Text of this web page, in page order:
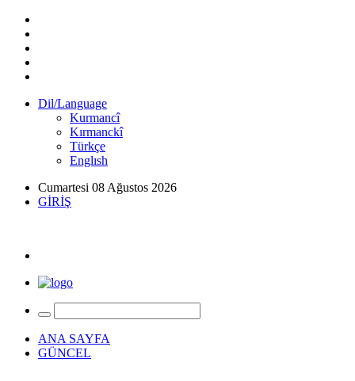
Dil/Language
Kurmancî
Kırmanckî
Türkçe
Englısh
Cumartesi 08 Ağustos 2026
GİRİŞ
ANA SAYFA
GÜNCEL